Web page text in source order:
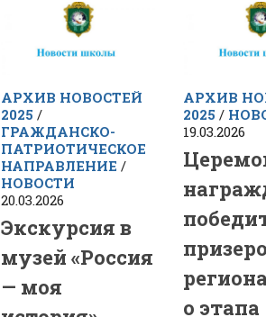
АРХИВ НОВОСТЕЙ
2025 /
ГРАЖДАНСКО-
ПАТРИОТИЧЕСКОЕ
НАПРАВЛЕНИЕ /
НОВОСТИ
20.03.2026
Экскурсия в
музей «Россия
— моя
АРХИВ
2025 /
19.03.2026
о этапа